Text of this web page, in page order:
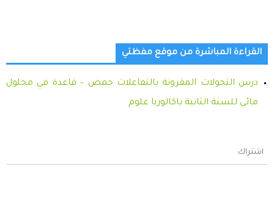
القراءة المباشرة من موقع مفظتي
درس التحولات المقرونة بالتفاعلات حمض – قاعدة في محلول
مائي للسنة الثانية باكالوريا علوم
اشتراك